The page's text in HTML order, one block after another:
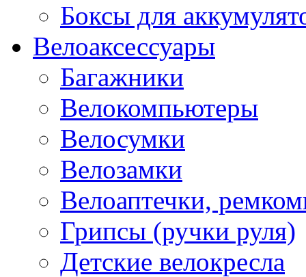
Боксы для
Велоаксессуары
Багажники
Велокомпьютеры
Велосумки
Велозамки
Велоаптечки,
Грипсы (ручки руля)
Детские велокресла